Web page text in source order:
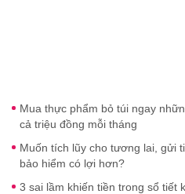
Mua thực phẩm bỏ túi ngay
cả triệu đồng mỗi tháng
Muốn tích lũy cho tương lai, gửi
bảo hiểm có lợi hơn?
3 sai lầm khiến tiền trong sổ tiết